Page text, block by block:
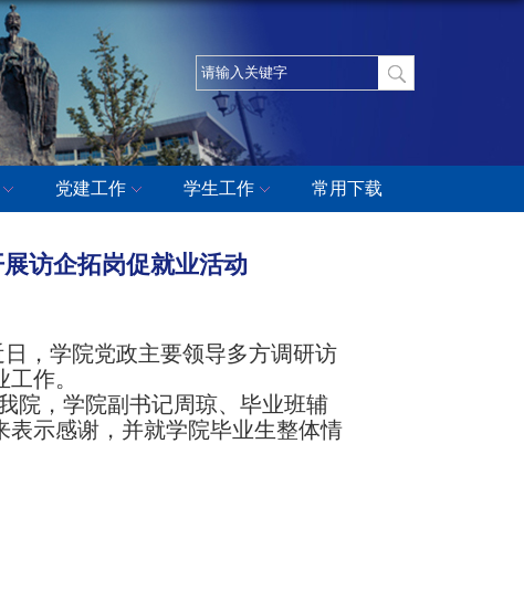
党建工作 学生工作 常用下载
访企拓岗促就业活动
，学院党政主要领导多方调研访
作。
院， 学院副书记周琼、毕业班辅
表示感谢，并就学院毕业生整体情